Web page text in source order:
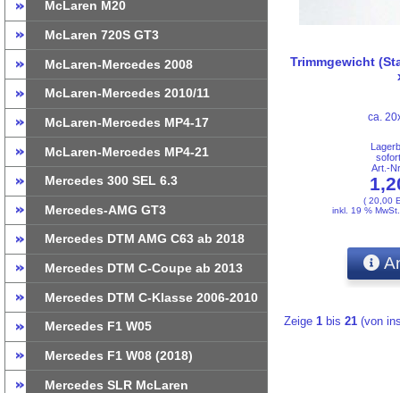
McLaren M20
McLaren 720S GT3
McLaren-Mercedes 2008
McLaren-Mercedes 2010/11
McLaren-Mercedes MP4-17
McLaren-Mercedes MP4-21
Mercedes 300 SEL 6.3
Mercedes-AMG GT3
Mercedes DTM AMG C63 ab 2018
Mercedes DTM C-Coupe ab 2013
Mercedes DTM C-Klasse 2006-2010
Mercedes F1 W05
Mercedes F1 W08 (2018)
Mercedes SLR McLaren
Trimmgewicht
ca.
Art.-
( 20,00
inkl. 19 %
Zeige1 bis21 (von